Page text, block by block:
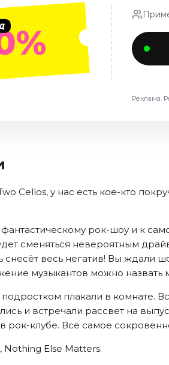
Реклама.
Cellos, у нас есть кое-кто
фантастическому рок-шоу и к
сменяться невероятным
снесёт весь негатив! Вы ждали
музыкантов можно назвать
плакали в комнате.
и встречали рассвет на
рок-клубе. Всё самое
Nothing Else Matters.